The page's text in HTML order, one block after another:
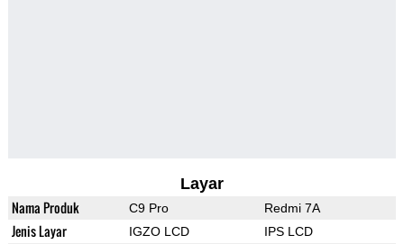
Layar
Nama Produk C9 Pro Redmi 7A
Jenis Layar IGZO LCD IPS LCD